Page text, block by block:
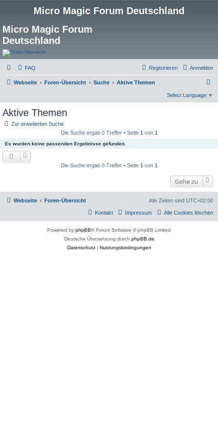
Micro Magic Forum Deutschland
Micro Magic Forum
Deutschland
FAQ Anmelden
Registrieren
Webseite Foren-Übersicht Suche Aktive Themen
Select Language ▼
Aktive Themen
Zur erweiterten Suche
Die Suche ergab 0 Treffer • Seite 1 von 1
Es wurden keine passenden Ergebnisse gefunden.
Die Suche ergab 0 Treffer • Seite 1 von 1
Gehe zu
Webseite Foren-Übersicht Alle Zeiten sind UTC+02:00
Alle Cookies löschen
Impressum
Kontakt
Powered by phpBB® Forum Software © phpBB Limited
Deutsche Übersetzung durch phpBB.de
Datenschutz| Nutzungsbedingungen